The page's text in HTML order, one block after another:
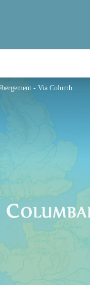
Hébergement - Via Columbani